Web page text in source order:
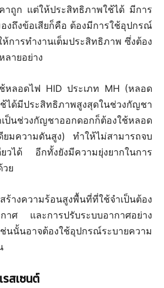
าถูก แต่ให้ประสิทธิภาพใช้ได้ มีการ
งถึงข้อเสียก็คือ ต้องมีการใช้อุปกรณ์
ห้การทำงานเต็มประสิทธิภาพ ซึ่งต้อง
ลายอย่าง
หลอดไฟ HID ประเภท MH (หลอด
ด้มีประสิทธิภาพสูงสุดในช่วงกัญชา
ป็นช่วงกัญชาออกดอกก็ต้องใช้หลอด
มความดันสูง) ทำให้ไม่สามารถจบ
ยวได้ อีกทั้งยังมีความยุ่งยากในการ
ย
ร้างความร้อนสูงพื้นที่ที่ใช้จำเป็นต้อง
กาศ และการปรับระบบอากาศอย่าง
นั้นอาจต้องใช้อุปกรณ์ระบายความ
สเซนต์